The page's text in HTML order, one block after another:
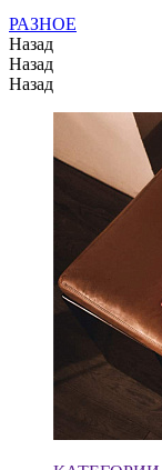
РАЗНОЕ
Назад
Назад
Назад